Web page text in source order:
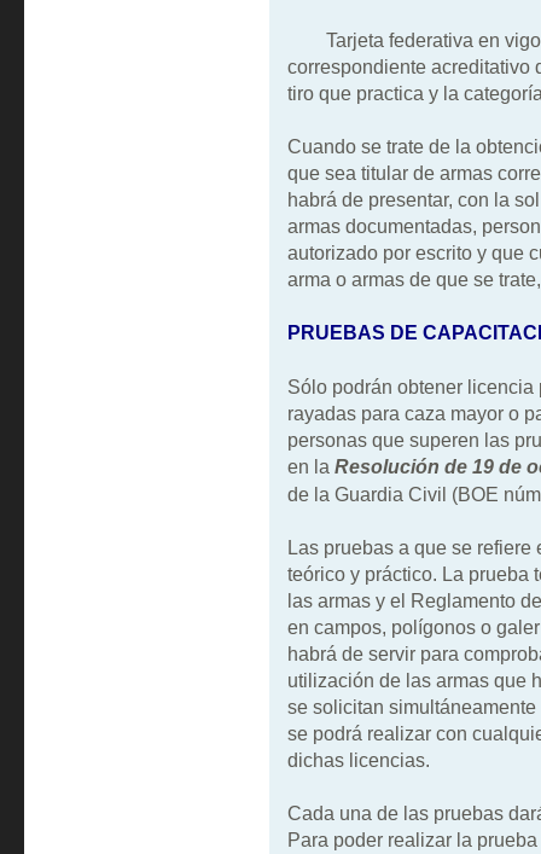
Tarjeta federativa en
correspondiente acreditativo
tiro que practica y la
Cuando se trate de la
que sea titular de armas
habrá de presentar, con la
armas documentadas,
autorizado por escrito y que
arma o armas de que se
PRUEBAS DE
Sólo podrán obtener
rayadas para caza mayor o
personas que superen las
en la Resolución de 19 de
de la Guardia Civil (BOE
Las pruebas a que se refiere
teórico y práctico. La prueba
las armas y el Reglamento
en campos, polígonos o
habrá de servir para
utilización de las armas que
se solicitan
se podrá realizar con
dichas licencias.
Cada una de las pruebas
Para poder realizar la